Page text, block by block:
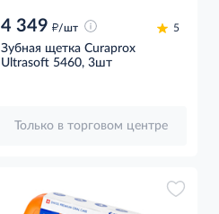
4 349 д/шт 5
Зубная щетка Curaprox
Ultrasoft 5460, 3шт
Только в торговом центре